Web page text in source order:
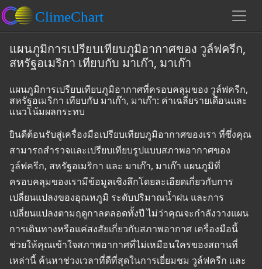
แผนภูมิการเปรียบเทียบภูมิอากาศของ วูล์ฟครีก,
สหรัฐอเมริกา เทียบกับ มาเก๊า, มาเก๊า
แผนภูมิการเปรียบเทียบภูมิอากาศที่ครอบคลุมของ วูล์ฟครีก,
สหรัฐอเมริกา เทียบกับ มาเก๊า, มาเก๊า: ค่าเฉลี่ยรายเดือนและ
แนวโน้มผลกระทบ
ยินดีต้อนรับสู่เครื่องมือเปรียบเทียบภูมิอากาศของเรา ที่ซึ่งคุณ
สามารถสำรวจและเปรียบเทียบรูปแบบสภาพอากาศของ
วูล์ฟครีก, สหรัฐอเมริกา และ มาเก๊า, มาเก๊า แผนภูมิที่
ครอบคลุมของเรามีข้อมูลเชิงลึกโดยละเอียดเกี่ยวกับการ
เปลี่ยนแปลงของอุณหภูมิ ระดับปริมาณน้ำฝน และการ
เปลี่ยนแปลงตามฤดูกาลตลอดทั้งปี ไม่ว่าคุณจะกำลังวางแผน
การเดินทางหรือแค่สงสัยเกี่ยวกับสภาพอากาศ เครื่องมือนี้
ช่วยให้คุณเข้าใจสภาพอากาศที่ไม่เหมือนใครของสถานที่
เหล่านี้ ค้นหาช่วงเวลาที่ดีที่สุดในการเยี่ยมชม วูล์ฟครีก และ